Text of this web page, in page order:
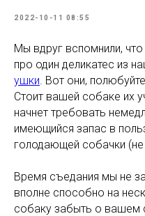
2022-10-11 08:55
Мы вдруг вспомнили,
про один деликатес из
ушки. Вот они,
Стоит вашей собаке их
начнет требовать
имеющийся запас в
голодающей собачки
Время съедания мы не
вполне способно на
собаку забыть о вашем